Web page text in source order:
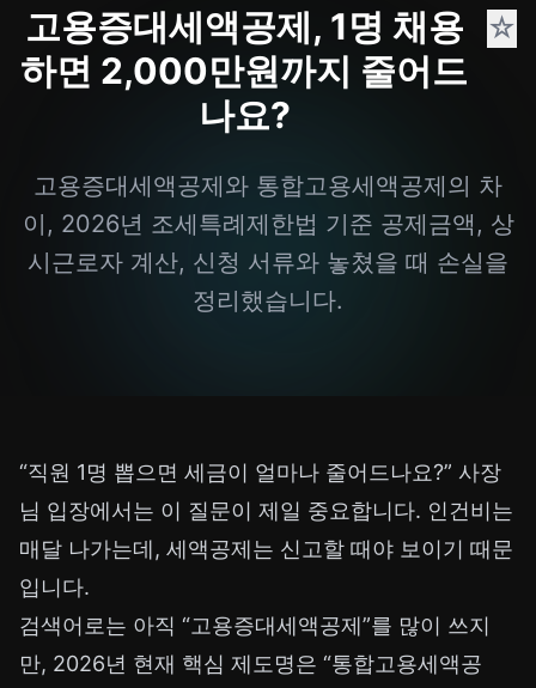
고용증대세액공제, 1명 채용
하면 2,000만원까지 줄어드
나요?
☆
고용증대세액공제와 통합고용세액공제의 차
이, 2026년 조세특례제한법 기준 공제금액, 상
시근로자 계산, 신청 서류와 놓쳤을 때 손실을
정리했습니다.
“직원 1명 뽑으면 세금이 얼마나 줄어드나요?” 사장
님 입장에서는 이 질문이 제일 중요합니다. 인건비는
매달 나가는데, 세액공제는 신고할 때야 보이기 때문
입니다.
검색어로는 아직 “고용증대세액공제”를 많이 쓰지
만, 2026년 현재 핵심 제도명은 “통합고용세액공